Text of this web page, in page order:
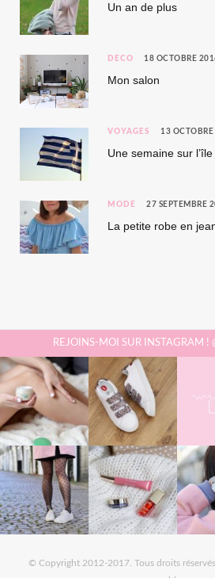
Un an de plus
DÉCO 18 OCTOBRE
Mon salon
VOYAGES 13
Une semaine sur
MODE 27 SEPTEMBRE
La petite robe en
REJOINS-MOI SUR INSTAGRAM !
© Copyright 2012-2017. Tous droits